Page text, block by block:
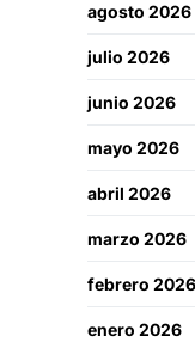
agosto 2026
julio 2026
junio 2026
mayo 2026
abril 2026
marzo 2026
febrero 2026
enero 2026